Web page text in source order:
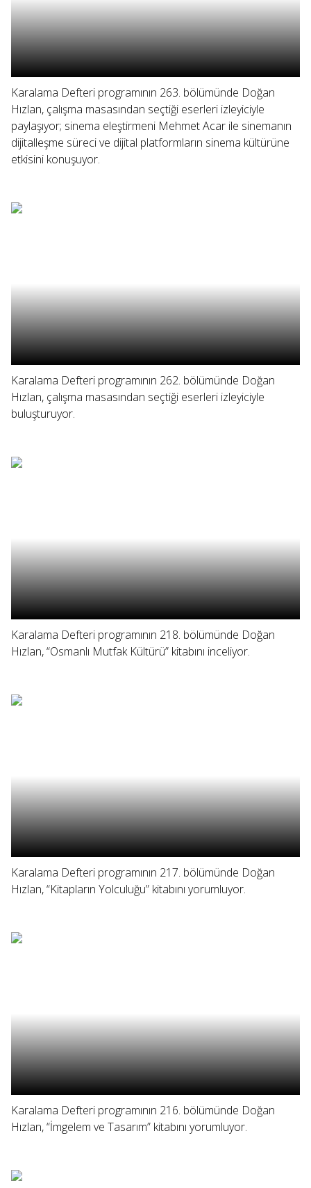
Karalama Defteri programının 263. bölümünde Doğan
Hızlan, çalışma masasından seçtiği eserleri izleyiciyle
paylaşıyor; sinema eleştirmeni Mehmet Acar ile sinemanın
dijitalleşme süreci ve dijital platformların sinema kültürüne
etkisini konuşuyor.
Karalama Defteri programının 262. bölümünde Doğan
Hızlan, çalışma masasından seçtiği eserleri izleyiciyle
buluşturuyor.
Karalama Defteri programının 218. bölümünde Doğan
Hızlan, “Osmanlı Mutfak Kültürü” kitabını inceliyor.
Karalama Defteri programının 217. bölümünde Doğan
Hızlan, “Kitapların Yolculuğu” kitabını yorumluyor.
Karalama Defteri programının 216. bölümünde Doğan
Hızlan, “İmgelem ve Tasarım” kitabını yorumluyor.